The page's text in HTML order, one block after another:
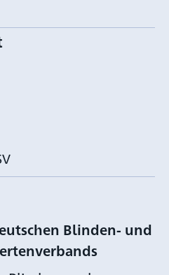
Blinden- und